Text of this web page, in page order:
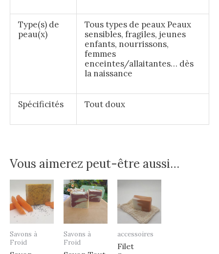
Type(s) de
peau(x)
Tous types de peaux Peaux
sensibles, fragiles, jeunes
enfants, nourrissons,
femmes
enceintes/allaitantes… dès
la naissance
Spécificités Tout doux
Vous aimerez peut-être aussi…
Savons à
Froid
Savons à
Froid
accessoires
Filet